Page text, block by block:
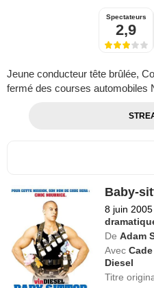
Spectateurs
2,9
Jeune conducteur tête brûlée,
fermé des courses automobiles
Baby-
8 juin 2005
De Adam
Avec
Diesel
Titre